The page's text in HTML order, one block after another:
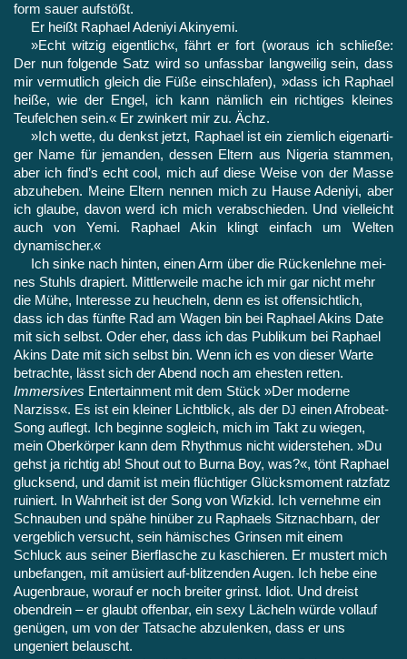
form sauer aufstößt.
Er heißt Raphael Adeniyi Akinyemi.
»Echt witzig eigentlich«, fährt er fort (woraus ich schließe:
Der nun folgende Satz wird so unfassbar langweilig sein, dass
mir vermutlich gleich die Füße einschlafen), »dass ich Raphael
heiße, wie der Engel, ich kann nämlich ein richtiges kleines
Teufelchen sein.« Er zwinkert mir zu. Ächz.
»Ich wette, du denkst jetzt, Raphael ist ein ziemlich eigenarti­
ger Name für jemanden, dessen Eltern aus Nigeria stammen,
aber ich find’s echt cool, mich auf diese Weise von der Masse
abzuhe­ben. Meine Eltern nennen mich zu Hause Adeniyi, aber
ich glaube, davon werd ich mich verabschieden. Und vielleicht
auch von Yemi. Raphael Akin klingt einfach um Welten
dynamischer.«
Ich sinke nach hinten, einen Arm über die Rückenlehne mei­
nes Stuhls drapiert. Mittlerweile mache ich mir gar nicht mehr
die Mühe, Interesse zu heucheln, denn es ist offensichtlich,
dass ich das fünfte Rad am Wagen bin bei Raphael Akins Date
mit sich selbst. Oder eher, dass ich das Publikum bei Raphael
Akins Date mit sich selbst bin. Wenn ich es von dieser Warte
betrachte, lässt sich der Abend noch am ehesten retten.
Immersives Entertainment mit dem Stück »Der moderne
Narziss«. Es ist ein kleiner Licht­blick, als der DJ einen Afrobeat-
Song auflegt. Ich beginne so­gleich, mich im Takt zu wiegen,
mein Oberkörper kann dem Rhythmus nicht widerstehen. »Du
gehst ja richtig ab! Shout out to Burna Boy, was?«, tönt Raphael
glucksend, und damit ist mein flüchtiger Glücksmoment ratzfatz
ruiniert. In Wahrheit ist der Song von Wizkid. Ich vernehme ein
Schnauben und spähe hinü­ber zu Raphaels Sitznachbarn, der
vergeblich versucht, sein hä­misches Grinsen mit einem
Schluck aus seiner Bierflasche zu ka­schieren. Er mustert mich
unbefangen, mit amüsiert auf-blitzenden Augen. Ich hebe eine
Augenbraue, worauf er noch breiter grinst. Idiot. Und dreist
obendrein – er glaubt offenbar, ein sexy Lächeln würde vollauf
genügen, um von der Tatsache abzulenken, dass er uns
ungeniert belauscht.